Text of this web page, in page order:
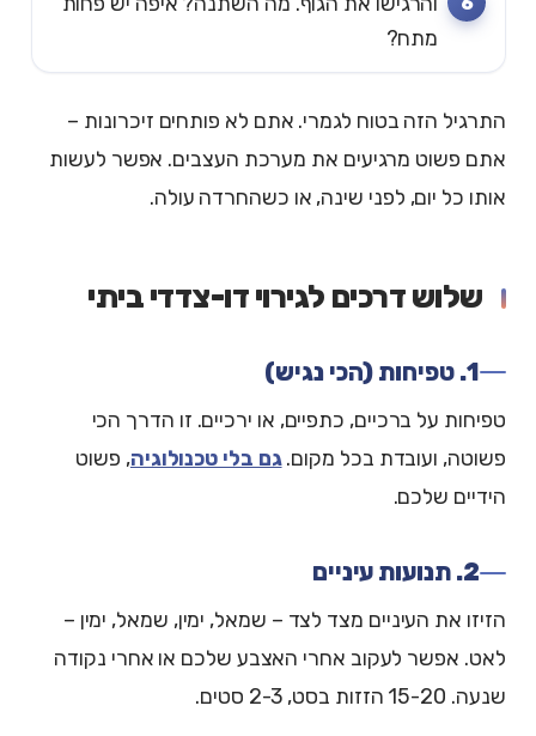
מתח?
התרגיל הזה בטוח לגמרי. אתם לא פותחים זיכרונות –
אתם פשוט מרגיעים את מערכת העצבים. אפשר לעשות
אותו כל יום, לפני שינה, או כשהחרדה עולה.
שלוש דרכים לגירוי דו-צדדי ביתי
1. טפיחות (הכי נגיש)
טפיחות על ברכיים, כתפיים, או ירכיים. זו הדרך הכי
פשוטה, ועובדת בכל מקום.גם בלי טכנולוגיה, פשוט
הידיים שלכם.
2. תנועות עיניים
הזיזו את העיניים מצד לצד – שמאל, ימין, שמאל, ימין –
לאט. אפשר לעקוב אחרי האצבע שלכם או אחרי נקודה
שנעה. 15-20 הזזות בסט, 2-3 סטים.